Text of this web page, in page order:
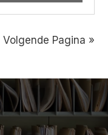
Volgende Pagina »